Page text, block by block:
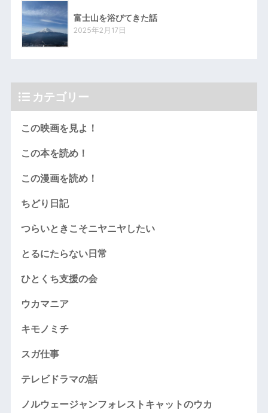
富士山を浴びてきた話
2025年2月17日
カテゴリー
この映画を見よ！
この本を読め！
この漫画を読め！
ちどり日記
つらいときこそニヤニヤしたい
とるにたらない日常
ひとくち支援の会
ウカマニア
キモノミチ
スガ仕事
テレビドラマの話
ノルウェージャンフォレストキャットのウカ